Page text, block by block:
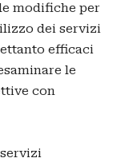
modifiche per
dei servizi
efficaci
le
con